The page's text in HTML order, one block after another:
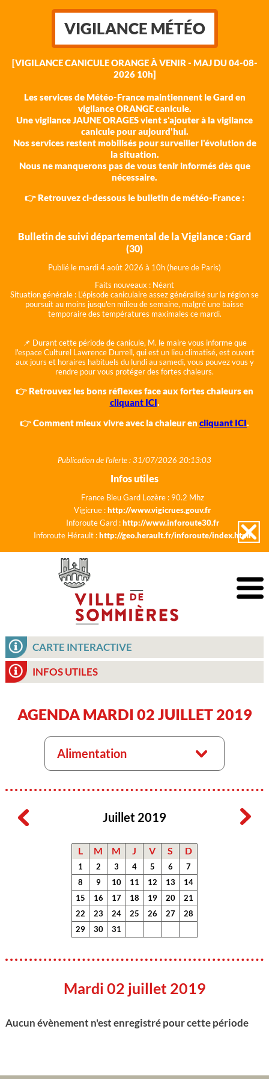
VIGILANCE MÉTÉO
[VIGILANCE CANICULE ORANGE À VENIR - MAJ DU 04-08-
2026 10h]
Les services de Météo-France maintiennent le Gard en
vigilance ORANGE canicule.
Une vigilance JAUNE ORAGES vient s'ajouter à la vigilance
canicule pour aujourd'hui.
Nos services restent mobilisés pour surveiller l'évolution de
la situation.
Nous ne manquerons pas de vous tenir informés dès que
nécessaire.
👉 Retrouvez ci-dessous le bulletin de météo-France :
Bulletin de suivi départemental de la Vigilance : Gard
(30)
Publié le mardi 4 août 2026 à 10h (heure de Paris)
Faits nouveaux : Néant
Situation générale : L'épisode caniculaire assez généralisé sur la région se
poursuit au moins jusqu'en milieu de semaine, malgré une baisse
temporaire des températures maximales ce mardi.
📌 Durant cette période de canicule, M. le maire vous informe que
l'espace Culturel Lawrence Durrell, qui est un lieu climatisé, est ouvert
aux jours et horaires habituels du lundi au samedi, vous pouvez vous y
rendre pour vous protéger des fortes chaleurs.
👉 Retrouvez les bons réflexes face aux fortes chaleurs en
cliquant ICI.
👉 Comment mieux vivre avec la chaleur en cliquant ICI.
Publication de l'alerte : 31/07/2026 20:13:03
Infos utiles
France Bleu Gard Lozère : 90.2 Mhz
Vigicrue :http://www.vigicrues.gouv.fr
Inforoute Gard :http://www.inforoute30.fr
Inforoute Hérault :http://geo.herault.fr/inforoute/index.html
CARTE INTERACTIVE
INFOS UTILES
AGENDA MARDI 02 JUILLET 2019
Alimentation
Juillet 2019
L M M J V S D
1 2 3 4 5 6
7
8
9 10 11 12 13
14
15
16 17 18 19 20
21
22
23 24 25 26 27
28
29
30 31
Mardi 02 juillet 2019
Aucun évènement n'est enregistré pour cette période